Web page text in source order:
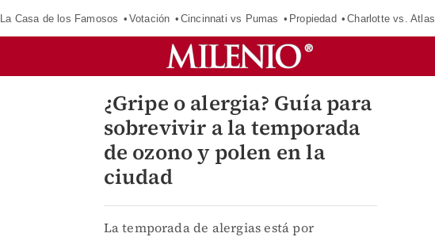
La Casa de los Famosos Votación Cincinnati vs Pumas Propiedad Charlotte vs. Atlas
¿Gripe o alergia? Guía para
sobrevivir a la temporada
de ozono y polen en la
ciudad
La temporada de alergias está por